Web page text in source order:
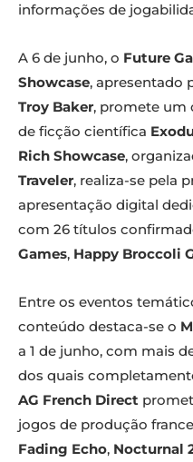
informações de
A 6 de junho, o Future
Showcase, apresentado
Troy Baker, promete um
de ficção científica
Rich Showcase,
Traveler, realiza-se pela
apresentação digital
com 26 títulos
Games, Happy Broccoli
Entre os eventos
conteúdo destaca-se o
a 1 de junho, com mais
dos quais
AG French Direct
jogos de produção
Fading Echo, Nocturnal